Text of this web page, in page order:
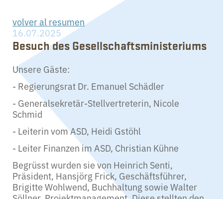
volver al resumen
16.07.2025
Besuch des Gesellschaftsministeriums
Unsere Gäste:
- Regierungsrat Dr. Emanuel Schädler
- Generalsekretär-Stellvertreterin, Nicole
Schmid
- Leiterin vom ASD, Heidi Gstöhl
- Leiter Finanzen im ASD, Christian Kühne
Begrüsst wurden sie von Heinrich Senti,
Präsident, Hansjörg Frick, Geschäftsführer,
Brigitte Wohlwend, Buchhaltung sowie Walter